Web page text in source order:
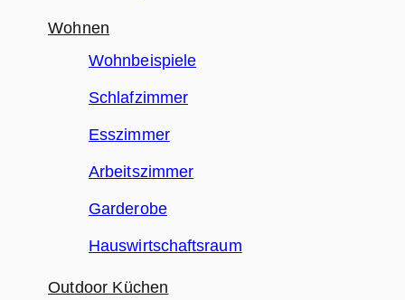
Wohnen
Wohnbeispiele
Schlafzimmer
Esszimmer
Arbeitszimmer
Garderobe
Hauswirtschaftsraum
Outdoor Küchen